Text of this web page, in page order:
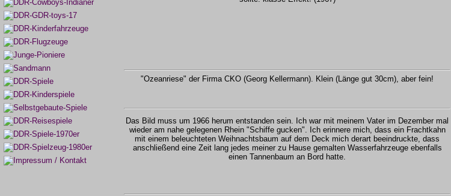
"Ozeanriese" der Firma CKO (Georg Kellermann). Klein (Länge gut 30cm), aber fein!
Das Bild muss um 1966 herum entstanden sein. Ich war mit meinem Vater im Dezember mal
wieder am nahe gelegenen Rhein "Schiffe gucken". Ich erinnere mich, dass ein Frachtkahn
mit einem beleuchteten Weihnachtsbaum auf dem Deck mich derart beeindruckte, dass
anschließend eine Zeit lang jedes meiner zu Hause gemalten Wasserfahrzeuge ebenfalls
einen Tannenbaum an Bord hatte.